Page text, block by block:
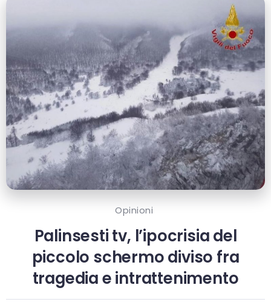
Opinioni
Palinsesti tv, l’ipocrisia del
piccolo schermo diviso fra
tragedia e intrattenimento